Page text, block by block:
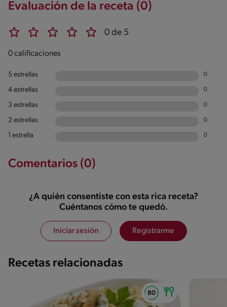
Evaluación de la receta (0)
0 de 5
0 calificaciones
5 estrellas 0
4 estrellas 0
3 estrellas 0
2 estrellas 0
1 estrella 0
Comentarios (0)
¿A quién consentiste con esta rica receta?
Cuéntanos cómo te quedó.
Iniciar sesión Registrarme
Recetas relacionadas